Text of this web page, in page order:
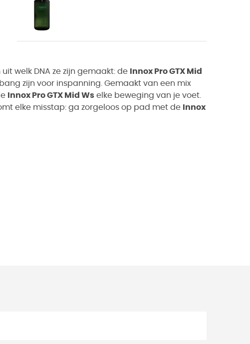
welk DNA ze zijn gemaakt: de Innox Pro GTX Mid
zijn voor inspanning. Gemaakt van een mix
Innox Pro GTX Mid Ws elke beweging van je voet.
elke misstap: ga zorgeloos op pad met de Innox